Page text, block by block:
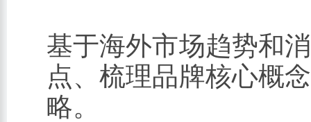
基于海外市场趋势和
点、梳理品牌核心概
略。